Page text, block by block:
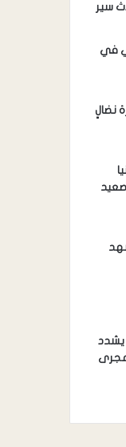
سير
في
نضالٍ
يشدد